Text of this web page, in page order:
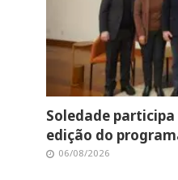
Soledade
edição do
06/08/2026